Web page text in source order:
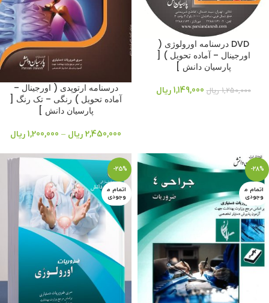
DVD درسنامه اورولوژی (
اورجینال – آماده تحویل ) [
پارسیان دانش ]
1,250,000 ریال 1,149,000 ریال
درسنامه ارتوپدی ( اورجینال –
آماده تحویل ) رنگی – تک رنگ [
پارسیان دانش ]
2,450,000 ریال –
1,200,000 ریال
-28%
اتمام م
وجودی
-25%
اتمام م
وجودی